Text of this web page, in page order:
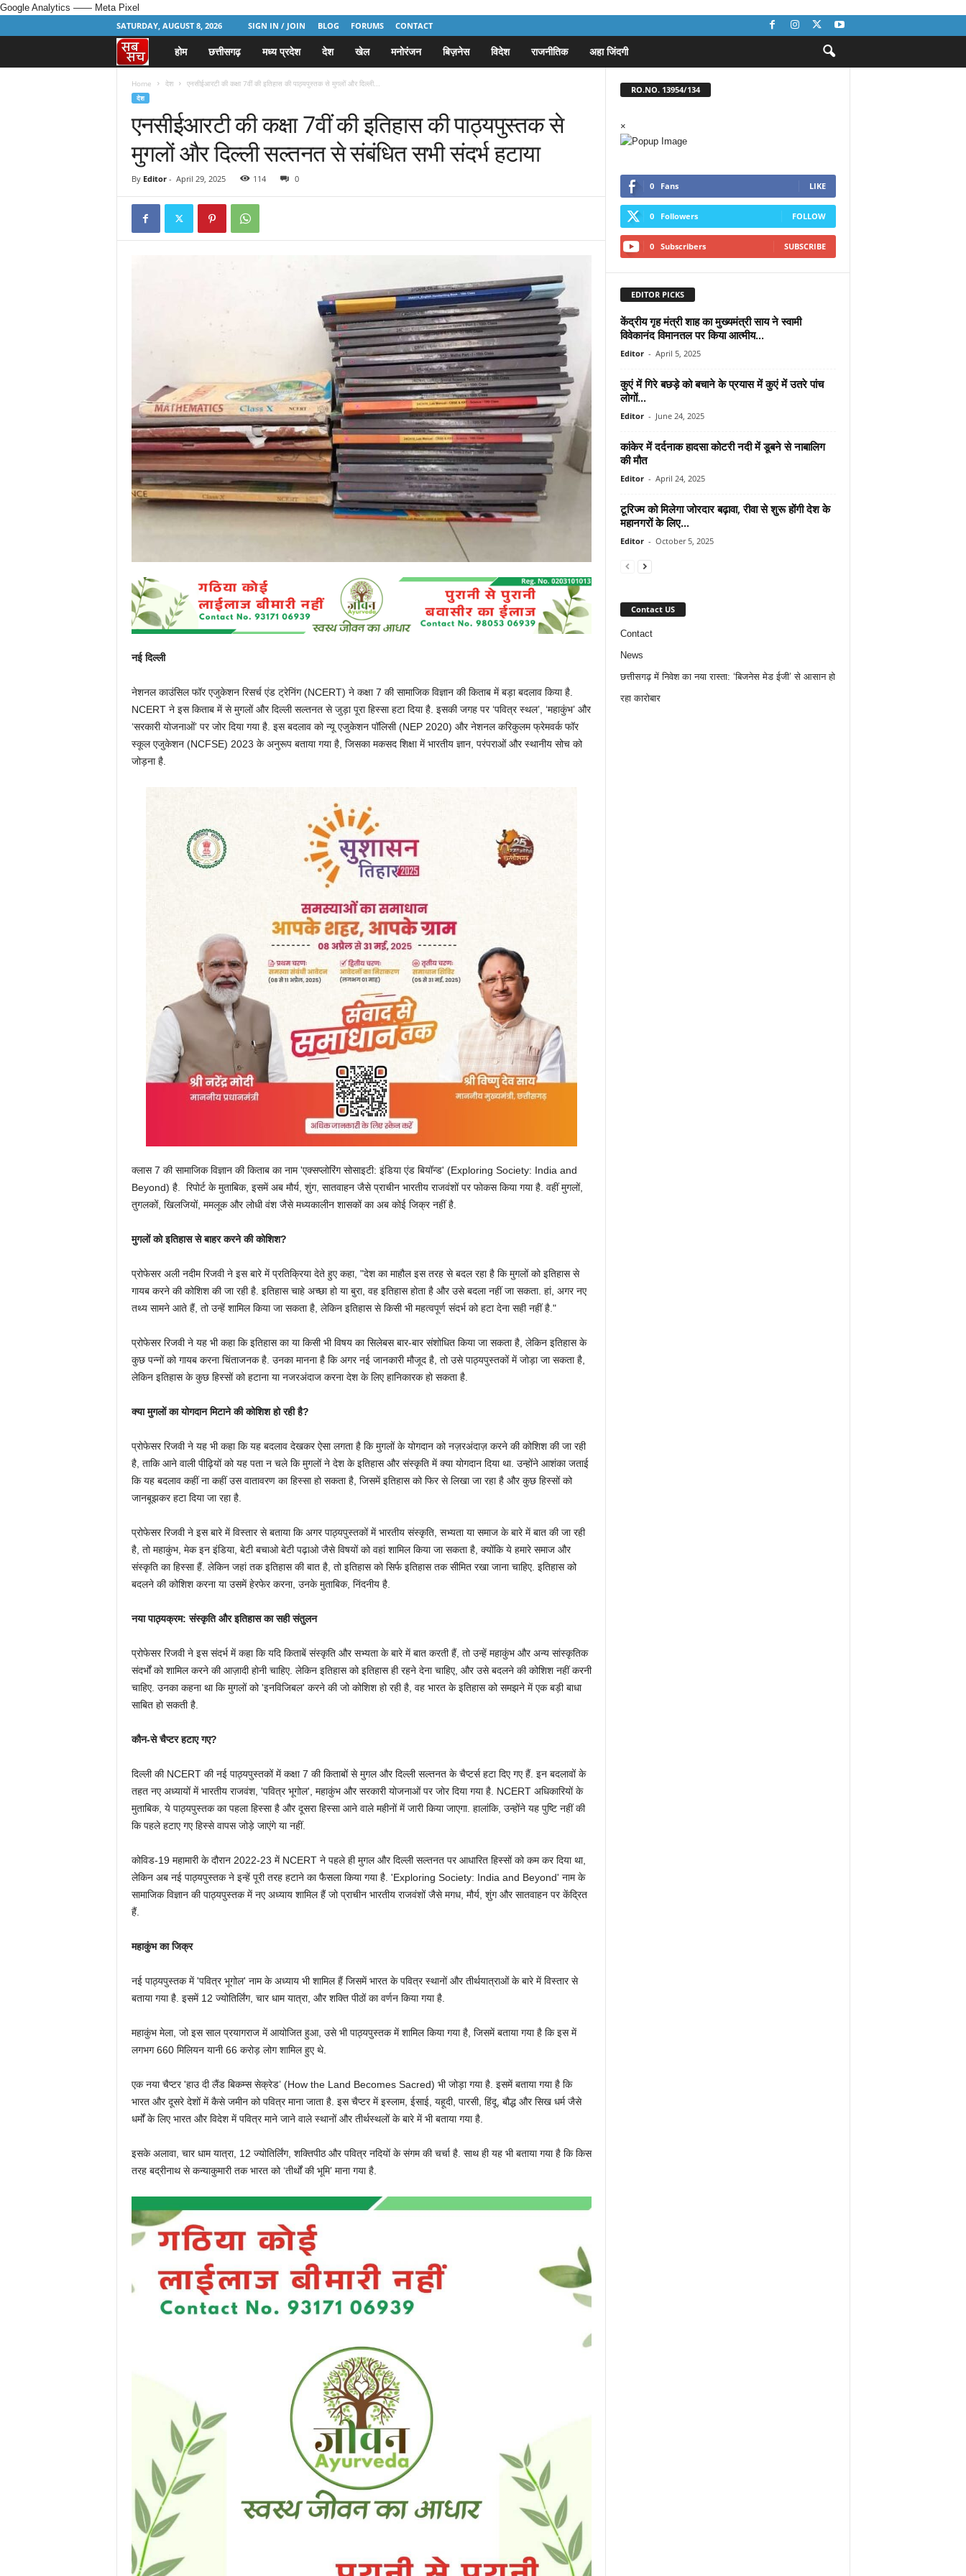
Google Analytics —— Meta Pixel
SATURDAY, AUGUST 8, 2026
SIGN IN / JOIN BLOG FORUMS CONTACT
i
n
d
i
N
e
r
t
a
l
होम छत्तीसगढ़ मध्य प्रदेश देश खेल मनोरंजन बिज़नेस विदेश राजनीतिक अहा जिंदगी
Home देश एनसीईआरटी की कक्षा 7वीं की इतिहास की पाठ्यपुस्तक से मुगलों और दिल्ली...
देश
एनसीईआरटी की कक्षा 7वीं की इतिहास की पाठ्यपुस्तक से
मुगलों और दिल्ली सल्तनत से संबंधित सभी संदर्भ हटाया
By Editor- April 29, 2025 114 0
नई दिल्ली
नेशनल काउंसिल फॉर एजुकेशन रिसर्च एंड ट्रेनिंग (NCERT) ने कक्षा 7 की सामाजिक विज्ञान की किताब में बड़ा बदलाव किया है.
NCERT ने इस किताब में से मुगलों और दिल्ली सल्तनत से जुड़ा पूरा हिस्सा हटा दिया है. इसकी जगह पर ‘पवित्र स्थल’, ‘महाकुंभ’ और
‘सरकारी योजनाओं’ पर जोर दिया गया है. इस बदलाव को न्यू एजुकेशन पॉलिसी (NEP 2020) और नेशनल करिकुलम फ्रेमवर्क फॉर
स्कूल एजुकेशन (NCFSE) 2023 के अनुरूप बताया गया है, जिसका मकसद शिक्षा में भारतीय ज्ञान, परंपराओं और स्थानीय सोच को
जोड़ना है.
क्लास 7 की सामाजिक विज्ञान की किताब का नाम 'एक्सप्लोरिंग सोसाइटी: इंडिया एंड बियॉन्ड' (Exploring Society: India and
Beyond) है. रिपोर्ट के मुताबिक, इसमें अब मौर्य, शुंग, सातवाहन जैसे प्राचीन भारतीय राजवंशों पर फोकस किया गया है. वहीं मुगलों,
तुगलकों, खिलजियों, ममलूक और लोधी वंश जैसे मध्यकालीन शासकों का अब कोई जिक्र नहीं है.
मुगलों को इतिहास से बाहर करने की कोशिश?
प्रोफेसर अली नदीम रिजवी ने इस बारे में प्रतिक्रिया देते हुए कहा, "देश का माहौल इस तरह से बदल रहा है कि मुगलों को इतिहास से
गायब करने की कोशिश की जा रही है. इतिहास चाहे अच्छा हो या बुरा, वह इतिहास होता है और उसे बदला नहीं जा सकता. हां, अगर नए
तथ्य सामने आते हैं, तो उन्हें शामिल किया जा सकता है, लेकिन इतिहास से किसी भी महत्वपूर्ण संदर्भ को हटा देना सही नहीं है."
प्रोफेसर रिजवी ने यह भी कहा कि इतिहास का या किसी भी विषय का सिलेबस बार-बार संशोधित किया जा सकता है, लेकिन इतिहास के
कुछ पन्नों को गायब करना चिंताजनक है. उनका मानना है कि अगर नई जानकारी मौजूद है, तो उसे पाठ्यपुस्तकों में जोड़ा जा सकता है,
लेकिन इतिहास के कुछ हिस्सों को हटाना या नजरअंदाज करना देश के लिए हानिकारक हो सकता है.
क्या मुगलों का योगदान मिटाने की कोशिश हो रही है?
प्रोफेसर रिजवी ने यह भी कहा कि यह बदलाव देखकर ऐसा लगता है कि मुगलों के योगदान को नज़रअंदाज़ करने की कोशिश की जा रही
है, ताकि आने वाली पीढ़ियों को यह पता न चले कि मुगलों ने देश के इतिहास और संस्कृति में क्या योगदान दिया था. उन्होंने आशंका जताई
कि यह बदलाव कहीं ना कहीं उस वातावरण का हिस्सा हो सकता है, जिसमें इतिहास को फिर से लिखा जा रहा है और कुछ हिस्सों को
जानबूझकर हटा दिया जा रहा है.
प्रोफेसर रिजवी ने इस बारे में विस्तार से बताया कि अगर पाठ्यपुस्तकों में भारतीय संस्कृति, सभ्यता या समाज के बारे में बात की जा रही
है, तो महाकुंभ, मेक इन इंडिया, बेटी बचाओ बेटी पढ़ाओ जैसे विषयों को वहां शामिल किया जा सकता है, क्योंकि ये हमारे समाज और
संस्कृति का हिस्सा हैं. लेकिन जहां तक इतिहास की बात है, तो इतिहास को सिर्फ इतिहास तक सीमित रखा जाना चाहिए. इतिहास को
बदलने की कोशिश करना या उसमें हेरफेर करना, उनके मुताबिक, निंदनीय है.
नया पाठ्यक्रम: संस्कृति और इतिहास का सही संतुलन
प्रोफेसर रिजवी ने इस संदर्भ में कहा कि यदि किताबें संस्कृति और सभ्यता के बारे में बात करती हैं, तो उन्हें महाकुंभ और अन्य सांस्कृतिक
संदर्भों को शामिल करने की आज़ादी होनी चाहिए. लेकिन इतिहास को इतिहास ही रहने देना चाहिए, और उसे बदलने की कोशिश नहीं करनी
चाहिए. उनका कहना था कि मुगलों को 'इनविजिबल' करने की जो कोशिश हो रही है, वह भारत के इतिहास को समझने में एक बड़ी बाधा
साबित हो सकती है.
कौन-से चैप्टर हटाए गए?
दिल्ली की NCERT की नई पाठ्यपुस्तकों में कक्षा 7 की किताबों से मुगल और दिल्ली सल्तनत के चैप्टर्स हटा दिए गए हैं. इन बदलावों के
तहत नए अध्यायों में भारतीय राजवंश, 'पवित्र भूगोल', महाकुंभ और सरकारी योजनाओं पर जोर दिया गया है. NCERT अधिकारियों के
मुताबिक, ये पाठ्यपुस्तक का पहला हिस्सा है और दूसरा हिस्सा आने वाले महीनों में जारी किया जाएगा. हालांकि, उन्होंने यह पुष्टि नहीं की
कि पहले हटाए गए हिस्से वापस जोड़े जाएंगे या नहीं.
कोविड-19 महामारी के दौरान 2022-23 में NCERT ने पहले ही मुगल और दिल्ली सल्तनत पर आधारित हिस्सों को कम कर दिया था,
लेकिन अब नई पाठ्यपुस्तक ने इन्हें पूरी तरह हटाने का फैसला किया गया है. 'Exploring Society: India and Beyond' नाम के
सामाजिक विज्ञान की पाठ्यपुस्तक में नए अध्याय शामिल हैं जो प्राचीन भारतीय राजवंशों जैसे मगध, मौर्य, शुंग और सातवाहन पर केंद्रित
हैं.
महाकुंभ का जिक्र
नई पाठ्यपुस्तक में 'पवित्र भूगोल' नाम के अध्याय भी शामिल हैं जिसमें भारत के पवित्र स्थानों और तीर्थयात्राओं के बारे में विस्तार से
बताया गया है. इसमें 12 ज्योतिर्लिंग, चार धाम यात्रा, और शक्ति पीठों का वर्णन किया गया है.
महाकुंभ मेला, जो इस साल प्रयागराज में आयोजित हुआ, उसे भी पाठ्यपुस्तक में शामिल किया गया है, जिसमें बताया गया है कि इस में
लगभग 660 मिलियन यानी 66 करोड़ लोग शामिल हुए थे.
एक नया चैप्टर 'हाउ दी लैंड बिकम्स सेक्रेड’ (How the Land Becomes Sacred) भी जोड़ा गया है. इसमें बताया गया है कि
भारत और दूसरे देशों में कैसे जमीन को पवित्र माना जाता है. इस चैप्टर में इस्लाम, ईसाई, यहूदी, पारसी, हिंदू, बौद्ध और सिख धर्म जैसे
धर्मों के लिए भारत और विदेश में पवित्र माने जाने वाले स्थानों और तीर्थस्थलों के बारे में भी बताया गया है.
इसके अलावा, चार धाम यात्रा, 12 ज्योतिर्लिंग, शक्तिपीठ और पवित्र नदियों के संगम की चर्चा है. साथ ही यह भी बताया गया है कि किस
तरह बद्रीनाथ से कन्याकुमारी तक भारत को ‘तीर्थों की भूमि’ माना गया है.
RO.NO. 13954/134
×
0 Fans LIKE
0 Followers FOLLOW
0 Subscribers SUBSCRIBE
EDITOR PICKS
केंद्रीय गृह मंत्री शाह का मुख्यमंत्री साय ने स्वामी
विवेकानंद विमानतल पर किया आत्मीय...
Editor - April 5, 2025
कुएं में गिरे बछड़े को बचाने के प्रयास में कुएं में उतरे पांच
लोगों...
Editor - June 24, 2025
कांकेर में दर्दनाक हादसा कोटरी नदी में डूबने से नाबालिग
की मौत
Editor - April 24, 2025
टूरिज्म को मिलेगा जोरदार बढ़ावा, रीवा से शुरू होंगी देश के
महानगरों के लिए...
Editor - October 5, 2025
Contact US
Contact
News
छत्तीसगढ़ में निवेश का नया रास्ता: ‘बिजनेस मेड ईजी’ से आसान हो
रहा कारोबार